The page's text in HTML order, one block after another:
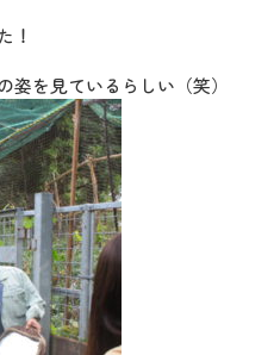
！
を見ているらしい（笑）